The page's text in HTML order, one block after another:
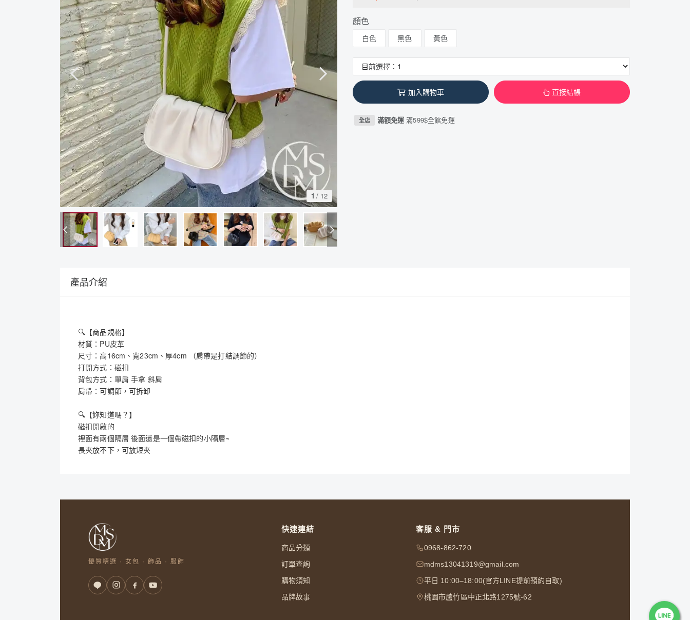
1 / 12
顏色
白色 黑色 黃色
加入購物車 直接結帳
全店 滿額免運滿599$全館免運
產品介紹
🔍【商品規格】
材質：PU皮革
尺寸：高16cm、寬23cm、厚4cm （肩帶是打結調節的）
打開方式：磁扣
背包方式：單肩 手拿 斜肩
肩帶：可調節，可拆卸
🔍【妳知道嗎？】
磁扣開啟的
裡面有兩個隔層 後面還是一個帶磁扣的小隔層~
長夾放不下，可放短夾
優質精選 · 女包 · 飾品 · 服飾
快速連結
商品分類
訂單查詢
購物須知
品牌故事
客服 & 門市
0968-862-720
mdms13041319@gmail.com
平日 10:00–18:00(官方LINE提前預約自取)
桃園市蘆竹區中正北路1275號-62